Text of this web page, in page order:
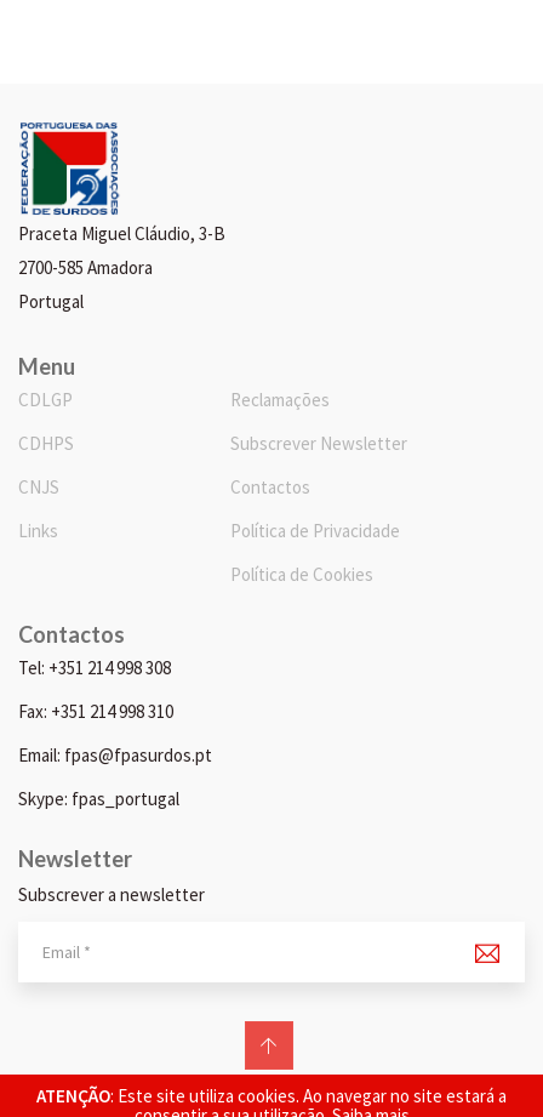
ATENÇÃO: Este site utiliza cookies. Ao navegar no site estará a
Praceta Miguel Cláudio, 3-B
2700-585 Amadora
Portugal
Menu
CDLGP
CDHPS
CNJS
Links
Reclamações
Subscrever Newsletter
Contactos
Política de Privacidade
Política de Cookies
Contactos
Tel: +351 214 998 308
Fax: +351 214 998 310
Email: fpas@fpasurdos.pt
Skype: fpas_portugal
Newsletter
Subscrever a newsletter
© 2026 FPAS. Todos os direitos reservados.